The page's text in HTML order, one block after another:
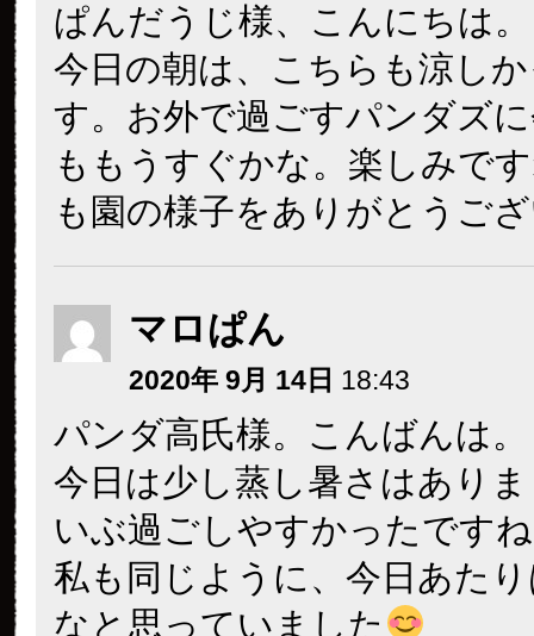
ぱんだうじ様、こんにちは。
今日の朝は、こちらも涼し
す。お外で過ごすパンダズ
ももうすぐかな。楽しみで
も園の様子をありがとうご
マロぱん
2020年 9月 14日 18:43
パンダ高氏様。こんばんは。
今日は少し蒸し暑さはあり
いぶ過ごしやすかったです
私も同じように、今日あた
なと思っていました